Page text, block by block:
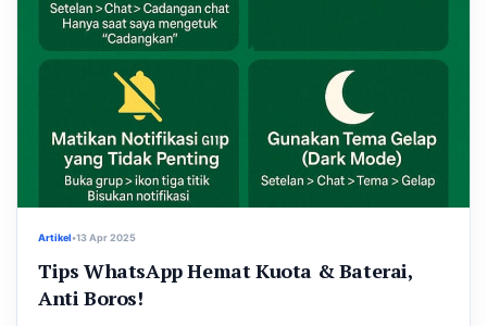
Artikel•13 Apr 2025
Tips WhatsApp Hemat Kuota & Baterai,
Anti Boros!